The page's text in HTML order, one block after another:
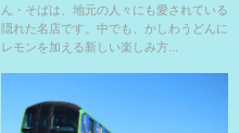
ん・そばは、地元の人々にも愛されている
隠れた名店です。中でも、かしわうどんに
レモンを加える新しい楽しみ方...